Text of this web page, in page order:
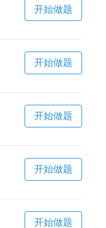
开始做题
开始做题
开始做题
开始做题
开始做题